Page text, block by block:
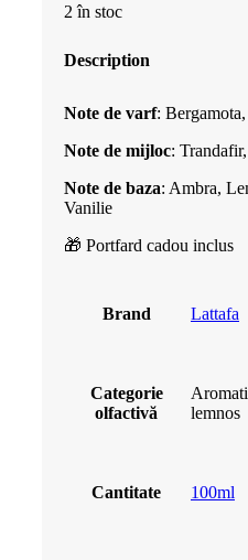
2 în stoc
Description
Note de varf:
Note de mijloc:
Note de baza: Ambra,
Vanilie
🎁 Portfard cadou inclus
Brand Lattafa
Categorie
olfactivă
lemnos
Cantitate 100ml